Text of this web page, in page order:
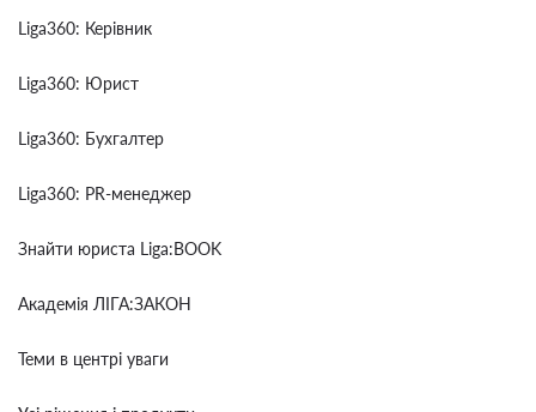
Liga360: Керівник
Liga360: Юрист
Liga360: Бухгалтер
Liga360: PR-менеджер
Знайти юриста Liga:BOOK
Академія ЛІГА:ЗАКОН
Теми в центрі уваги